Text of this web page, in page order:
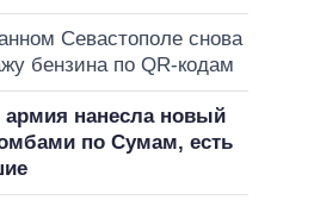
Севастополе снова
бензина по QR-кодам
армия нанесла новый
по Сумам, есть